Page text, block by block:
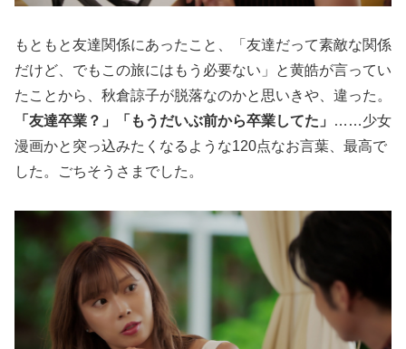
もともと友達関係にあったこと、「友達だって素敵な関係
だけど、でもこの旅にはもう必要ない」と黄皓が言ってい
たことから、秋倉諒子が脱落なのかと思いきや、違った。
「友達卒業？」「もうだいぶ前から卒業してた」
……少女
漫画かと突っ込みたくなるような120点なお言葉、最高で
した。ごちそうさまでした。